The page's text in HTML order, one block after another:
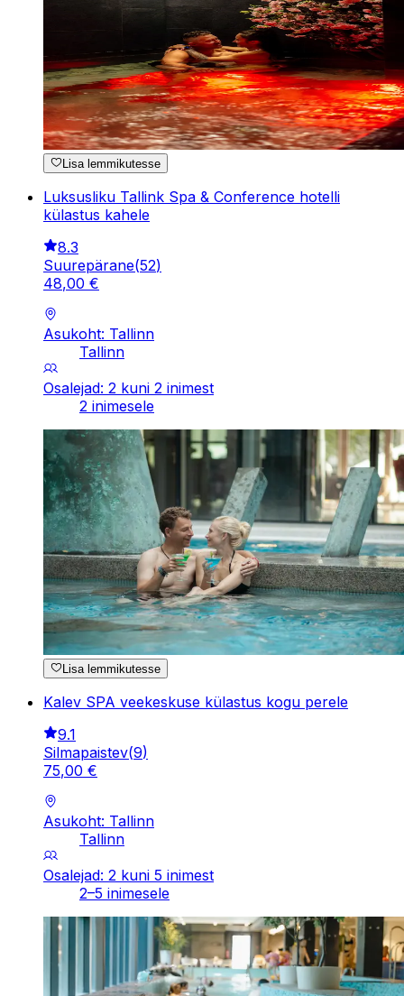
Lisa lemmikutesse
Luksusliku Tallink Spa & Conference hotelli
külastus kahele
8.3
Suurepärane(52)
48,00 €
Asukoht: Tallinn
Tallinn
Osalejad: 2 kuni 2 inimest
2 inimesele
Lisa lemmikutesse
Kalev SPA veekeskuse külastus kogu perele
9.1
Silmapaistev(9)
75,00 €
Asukoht: Tallinn
Tallinn
Osalejad: 2 kuni 5 inimest
2–5 inimesele